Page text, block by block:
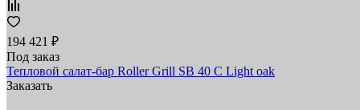
194 421 ₽
Под заказ
Тепловой салат-бар Roller Grill SB 40 C Light oak
Заказать